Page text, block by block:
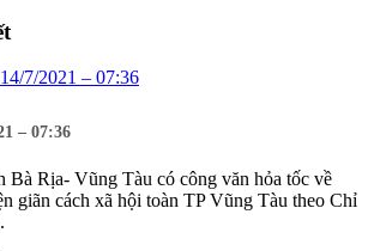
7/2021 – 07:36
– 07:36
Rịa- Vũng Tàu có công văn hỏa tốc về
giãn cách xã hội toàn TP Vũng Tàu theo Chỉ